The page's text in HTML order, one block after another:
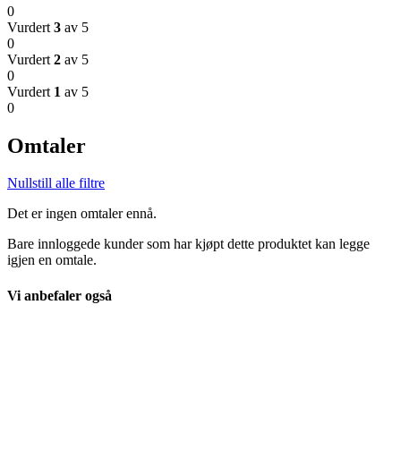
0
Vurdert 3 av 5
0
Vurdert 2 av 5
0
Vurdert 1 av 5
0
Omtaler
Nullstill alle filtre
Det er ingen omtaler ennå.
Bare innloggede kunder som har kjøpt dette produktet kan legge
igjen en omtale.
Vi anbefaler også